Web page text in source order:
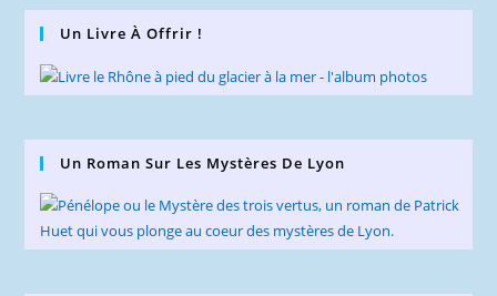
Un Livre À Offrir !
Un Roman Sur Les Mystères De Lyon